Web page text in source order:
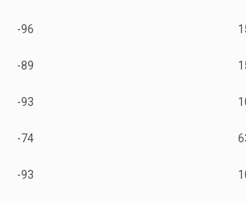
-96
-89
-93
-74
-93